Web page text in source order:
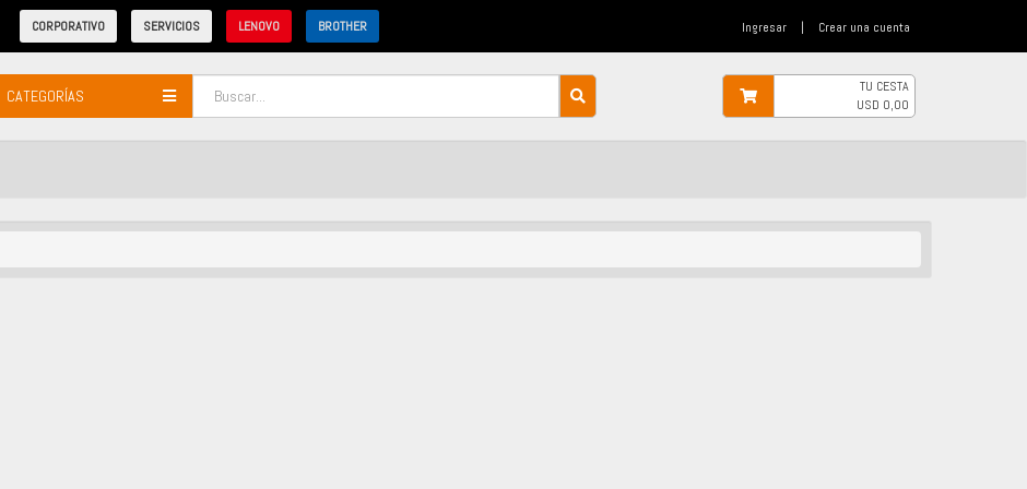
CORPORATIVO SERVICIOS LENOVO BROTHER Ingresar | Crear una cuenta
CATEGORÍAS
TU CESTA
USD 0,00